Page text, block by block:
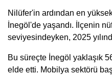
Nilüfer'in ardından en
İnegöl'de yaşandı. İlçenin
seviyesindeyken, 2025
Bu süreçte İnegöl yaklaşık
elde etti. Mobilya sektörü